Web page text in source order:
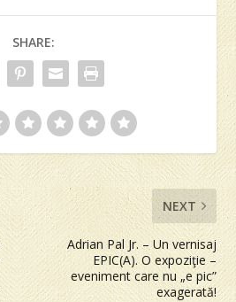
SHARE:
NEXT
Adrian Pal Jr. – Un vernisaj
EPIC(A). O expoziţie –
eveniment care nu „e pic”
exagerată!